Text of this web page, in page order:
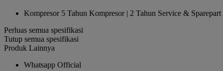
Kompresor 5 Tahun Kompresor | 2 Tahun Service & Sparepart
Perluas semua spesifikasi
Tutup semua spesifikasi
Produk Lainnya
Whatsapp Official